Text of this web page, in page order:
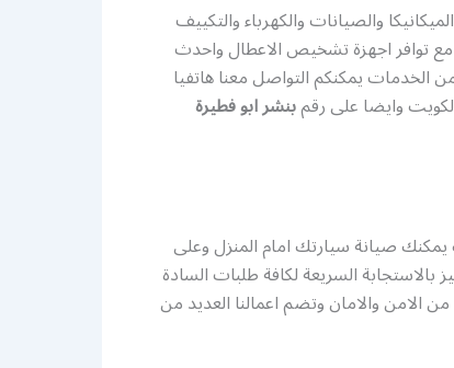
والصيانات والكهرباء والتكييف
، مع توافر اجهزة تشخيص الاعطال واحدث
الخدمات يمكنكم التواصل معنا هاتفيا
بنشر ابو فطيرة
صيانة سيارتك امام المنزل وعلى
السريعة لكافة طلبات السادة
الامن والامان وتضم اعمالنا العديد من